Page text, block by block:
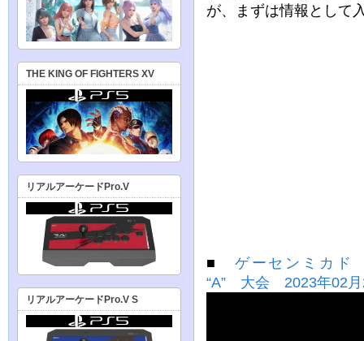
が、まずは情報として
■ ゲーセンミカド
“A” 大会 2023年02月
THE KING OF FIGHTERS XV
リアルアーケードPro.V
リアルアーケードPro.V S